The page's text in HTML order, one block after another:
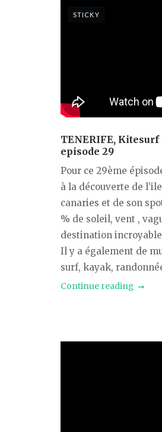
STICKY
TENERIFE,
episode 29
Pour ce 29ème
à la découverte de
canaries et de son
% de soleil, vent ,
destination
Il y a également de
surf, kayak,
Continue reading